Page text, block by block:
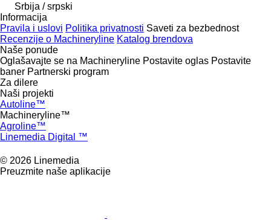
Srbija / srpski
Informacija
Pravila i uslovi Politika privatnosti Saveti za bezbednost
Recenzije o Machineryline Katalog brendova
Naše ponude
Oglašavajte se na Machineryline Postavite oglas Postavite
baner Partnerski program
Za dilere
Naši projekti
Autoline™
Machineryline™
Agroline™
Linemedia Digital ™
© 2026 Linemedia
Preuzmite naše aplikacije